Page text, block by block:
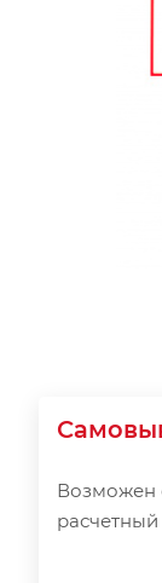
Возможен
расчетный